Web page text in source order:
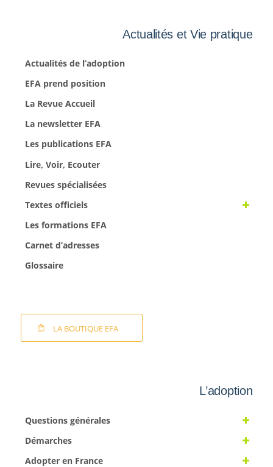
Actualités et Vie pratique
Actualités de l’adoption
EFA prend position
La Revue Accueil
La newsletter EFA
Les publications EFA
Lire, Voir, Ecouter
Revues spécialisées
Textes officiels
Les formations EFA
Carnet d’adresses
Glossaire
LA BOUTIQUE EFA
L’adoption
Questions générales
Démarches
Adopter en France